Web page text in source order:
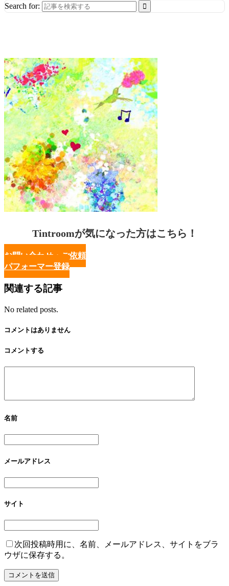
Search for:
Tintroomが気になった方はこちら！
お問い合わせ・ご依頼
パフォーマー登録
関連する記事
No related posts.
コメントはありません
コメントする
名前
メールアドレス
サイト
次回投稿時用に、名前、メールアドレス、サイトをブラ
ウザに保存する。